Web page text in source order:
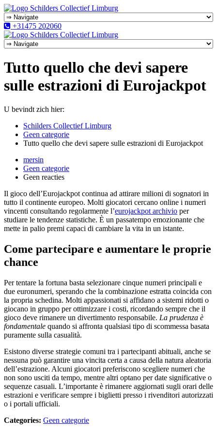
+31475 202060
Tutto quello che devi sapere
sulle estrazioni di Eurojackpot
U bevindt zich hier:
Schilders Collectief Limburg
Geen categorie
Tutto quello che devi sapere sulle estrazioni di Eurojackpot
mersin
Geen categorie
Geen reacties
Il gioco dell’Eurojackpot continua ad attirare milioni di sognatori in
tutto il continente europeo. Molti giocatori cercano online i numeri
vincenti consultando regolarmente l’eurojackpot archivio per
studiare le tendenze statistiche. È un passatempo emozionante che
mette in palio premi capaci di cambiare la vita in un istante.
Come partecipare e aumentare le proprie
chance
Per tentare la fortuna basta selezionare cinque numeri principali e
due euronumeri, sperando che la combinazione estratta coincida con
la propria schedina. Molti appassionati si affidano a sistemi ridotti o
giocano in gruppo per ottimizzare i costi, ricordando sempre che il
gioco deve rimanere un divertimento responsabile. La prudenza è
fondamentale quando si affronta qualsiasi tipo di scommessa basata
puramente sulla casualità.
Esistono diverse strategie comuni tra i partecipanti abituali, anche se
nessuna può garantire una vincita certa a causa della natura aleatoria
dell’estrazione. Alcuni giocatori preferiscono scegliere numeri che
non sono usciti da tempo, mentre altri optano per date significative o
sequenze casuali. L’importante è rimanere aggiornati sugli orari delle
estrazioni e verificare sempre i biglietti presso i rivenditori autorizzati
o i portali ufficiali.
Categories: Geen categorie